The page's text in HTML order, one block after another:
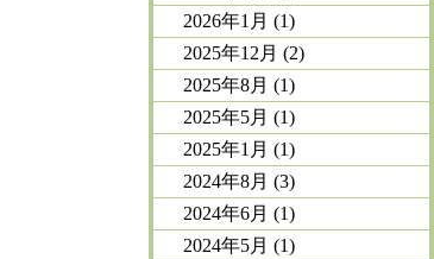
2026年1月 (1)
2025年12月 (2)
2025年8月 (1)
2025年5月 (1)
2025年1月 (1)
2024年8月 (3)
2024年6月 (1)
2024年5月 (1)